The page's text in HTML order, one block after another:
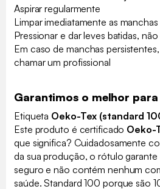
Aspirar regularmente
Limpar imediatamente as
Pressionar e dar leves batidas,
Em caso de manchas
chamar um profissional
Garantimos o melhor
Etiqueta Oeko-Tex (standard
Este produto é certificado Oeko-
que significa? Cuidadosamente
da sua produção, o rótulo
seguro e não contém nenhum
saúde. Standard 100 porque são